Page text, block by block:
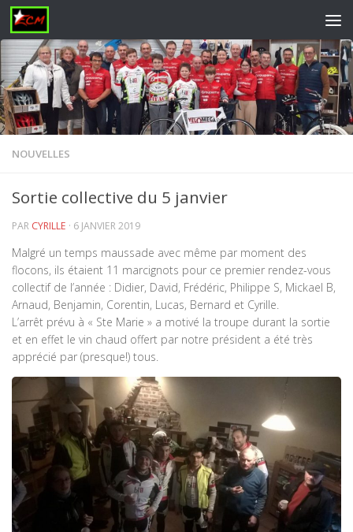
Skip to content
NOUVELLES
Sortie collective du 5 janvier
PAR CYRILLE · 6 JANVIER 2019
Malgré un temps maussade avec même par moment des
flocons, ils étaient 11 marcignots pour ce premier rendez-vous
collectif de l’année : Didier, David, Frédéric, Philippe S, Mickael B,
Arnaud, Benjamin, Corentin, Lucas, Bernard et Cyrille.
L’arrêt prévu à « Ste Marie » a motivé la troupe durant la sortie
et en effet le vin chaud offert par notre président a été très
apprécié par (presque!) tous.